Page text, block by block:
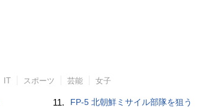
IT スポーツ 芸能 女子
11. FP-5 北朝鮮ミサイル部隊を狙う